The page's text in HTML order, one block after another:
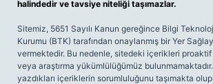
halindedir ve tavsiye niteliği taşımazlar.
Sitemiz, 5651 Sayılı Kanun gereğince Bilgi
Kurumu (BTK) tarafından onaylanmış bir Yer
vermektedir. Bu nedenle, sitedeki içerikleri
veya araştırma yükümlülüğümüz
yazdıkları içeriklerin sorumluluğunu taşımakta